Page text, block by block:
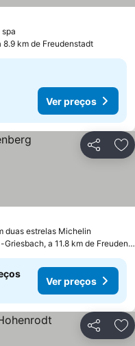
8.9 km de Freudenstadt
Ver preços
Partilhar
duas estrelas Michelin
Bad Peterstal-Griesbach, a 11.8 km de Freudenstadt
Ver preços
Partilhar